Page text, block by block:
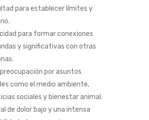
para establecer límites y
para formar conexiones
y significativas con otras
por asuntos
como el medio ambiente,
sociales y bienestar animal.
de dolor bajo y una intensa